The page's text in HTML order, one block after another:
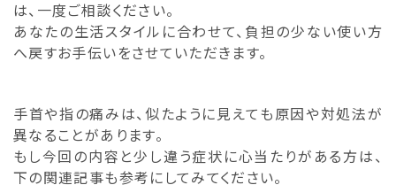
は、一度ご相談ください。
あなたの生活スタイルに合わせて、負担の少ない使い方
へ戻すお手伝いをさせていただきます。
手首や指の痛みは、似たように見えても原因や対処法が
異なることがあります。
もし今回の内容と少し違う症状に心当たりがある方は、
下の関連記事も参考にしてみてください。